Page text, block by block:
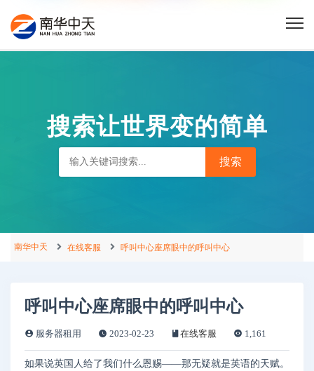
搜索让世界变的简单
南华中天 在线客服 呼叫中心座席眼中的呼叫中心
呼叫中心座席眼中的呼叫中心
服务器租用 2023-02-23 在线客服 1,161
如果说英国人给了我们什么恩赐——那无疑就是英语的天赋。